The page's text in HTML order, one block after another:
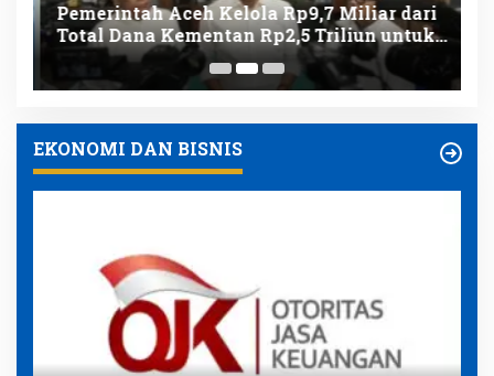
Pemerintah Aceh Kelola Rp9,7 Miliar dari
Total Dana Kementan Rp2,5 Triliun untuk
Pemulihan Bencana
EKONOMI DAN BISNIS